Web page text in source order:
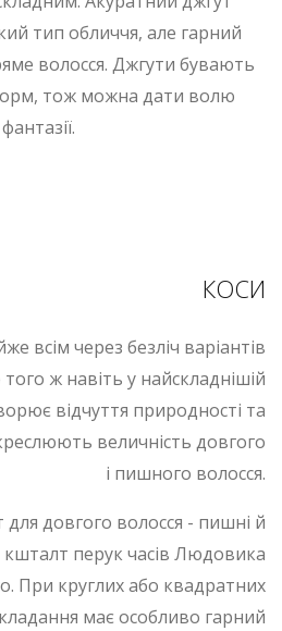
тип обличчя, але гарний
волосся. Джгути бувають
форм, тож можна дати волю
фантазії.
КОСИ
всім через безліч варіантів
ж навіть у найскладнішій
відчуття природності та
величність довгого
і пишного волосся.
довгого волосся - пишні й
кшталт перук часів Людовика
При круглих або квадратних
має особливо гарний